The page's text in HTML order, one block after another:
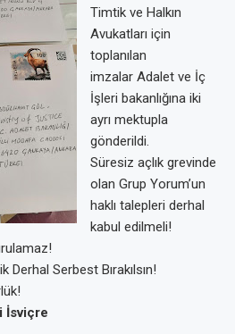
Timtik ve Halkın
Avukatları için
toplanılan
imzalar Adalet ve İç
İşleri bakanlığına iki
ayrı mektupla
gönderildi.
Süresiz açlık grevinde
olan Grup Yorum’un
haklı talepleri derhal
kabul edilmeli!
Serbest Bırakılsın!
İsviçre